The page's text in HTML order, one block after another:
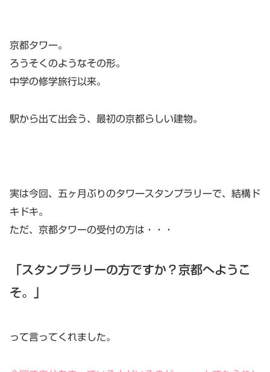
京都タワー。
ろうそくのようなその形。
中学の修学旅行以来。
駅から出て出会う、最初の京都らしい建物。
実は今回、五ヶ月ぶりのタワースタンプラリーで、結構ド
キドキ。
ただ、京都タワーの受付の方は・・・
「スタンプラリーの方ですか？京都へようこ
そ。」
って言ってくれました。